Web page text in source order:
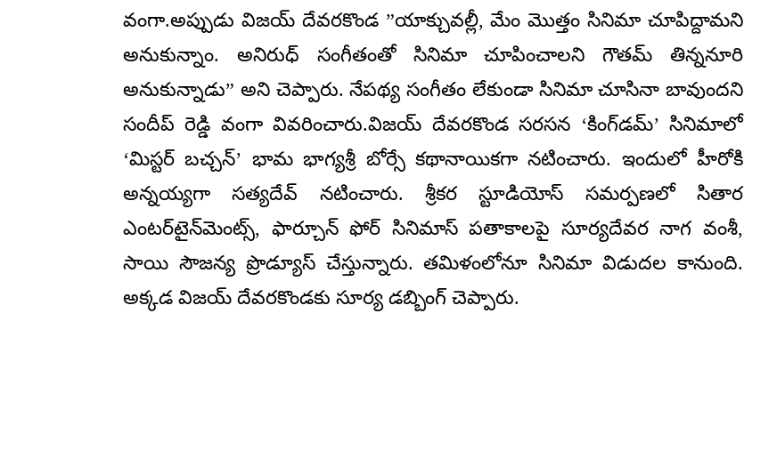
వంగా.అప్పుడు విజయ్ దేవరకొండ ”యాక్చువల్లీ, మేం మొత్తం సినిమా చూపిద్దామని
అనుకున్నాం. అనిరుధ్ సంగీతంతో సినిమా చూపించాలని గౌతమ్ తిన్ననూరి
అనుకున్నాడు” అని చెప్పారు. నేపథ్య సంగీతం లేకుండా సినిమా చూసినా బావుందని
సందీప్ రెడ్డి వంగా వివరించారు.విజయ్ దేవరకొండ సరసన ‘కింగ్‌డమ్’ సినిమాలో
‘మిస్టర్ బచ్చన్’ భామ భాగ్యశ్రీ బోర్సే కథానాయికగా నటించారు. ఇందులో హీరోకి
అన్నయ్యగా సత్యదేవ్ నటించారు. శ్రీకర స్టూడియోస్ సమర్పణలో సితార
ఎంటర్‌టైన్‌మెంట్స్, ఫార్చూన్ ఫోర్ సినిమాస్ పతాకాలపై సూర్యదేవర నాగ వంశీ,
సాయి సౌజన్య ప్రొడ్యూస్ చేస్తున్నారు. తమిళంలోనూ సినిమా విడుదల కానుంది.
అక్కడ విజయ్ దేవరకొండకు సూర్య డబ్బింగ్ చెప్పారు.